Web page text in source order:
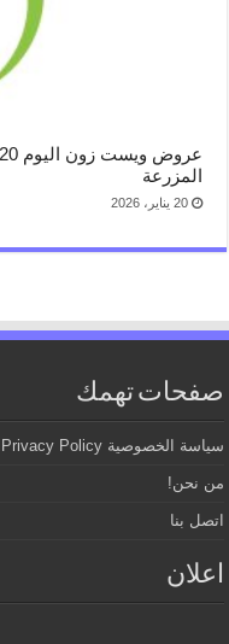
المزرعة
20 يناير، 2026
صفحات تهمك
سياسة الخصوصية Privacy Policy
من نحن!
اتصل بنا
اعلان